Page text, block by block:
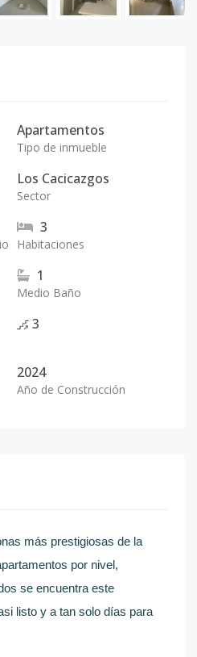
Apartamentos
Tipo de inmueble
Los Cacicazgos
Sector
3
Habitaciones
1
Medio Baño
3
2024
Año de Construcción
más prestigiosas de la
por nivel,
se encuentra este
listo y a tan solo días para